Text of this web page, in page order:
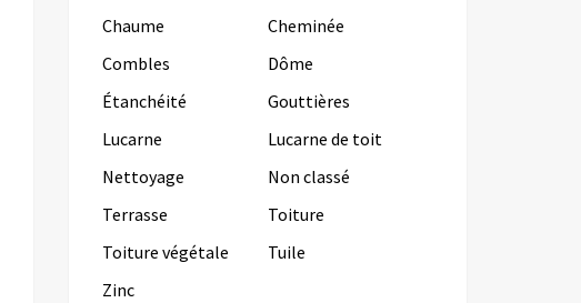
Chaume
Cheminée
Combles
Dôme
Étanchéité
Gouttières
Lucarne
Lucarne de toit
Nettoyage
Non classé
Terrasse
Toiture
Toiture végétale
Tuile
Zinc